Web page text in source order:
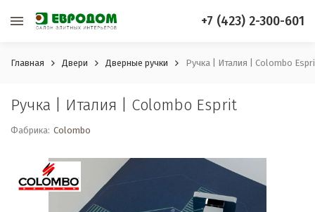
+7 (423) 2-300-601
Главная Двери Дверные ручки Ручка | Италия | Colombo
Ручка | Италия | Colombo Esprit
Фабрика: Colombo